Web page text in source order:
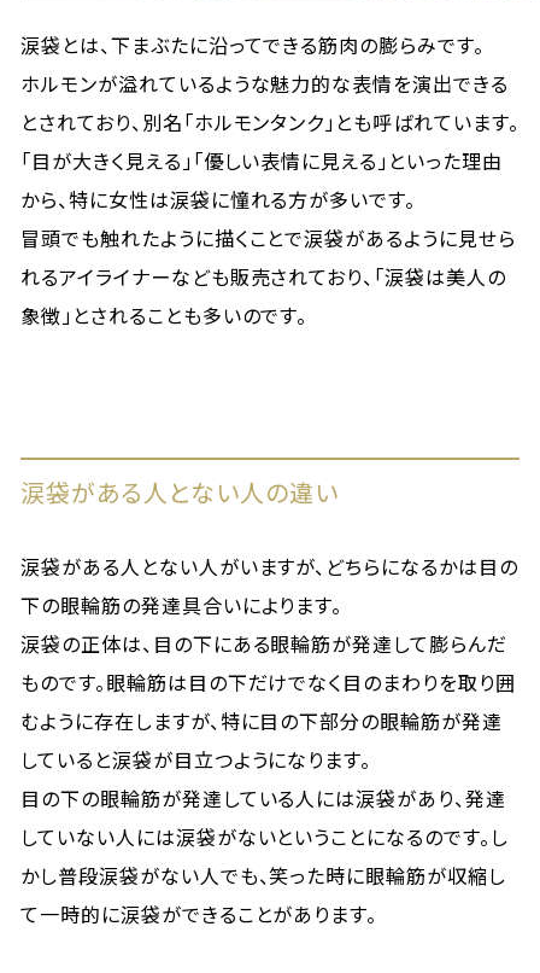
涙袋とは、下まぶたに沿ってできる筋肉の膨らみです。
ホルモンが溢れているような魅力的な表情を演出できる
とされており、別名「ホルモンタンク」とも呼ばれています。
「目が大きく見える」「優しい表情に見える」といった理由
から、特に女性は涙袋に憧れる方が多いです。
冒頭でも触れたように描くことで涙袋があるように見せら
れるアイライナーなども販売されており、「涙袋は美人の
象徴」とされることも多いのです。
涙袋がある人とない人の違い
涙袋がある人とない人がいますが、どちらになるかは目の
下の眼輪筋の発達具合いによります。
涙袋の正体は、目の下にある眼輪筋が発達して膨らんだ
ものです。眼輪筋は目の下だけでなく目のまわりを取り囲
むように存在しますが、特に目の下部分の眼輪筋が発達
していると涙袋が目立つようになります。
目の下の眼輪筋が発達している人には涙袋があり、発達
していない人には涙袋がないということになるのです。し
かし普段涙袋がない人でも、笑った時に眼輪筋が収縮し
て一時的に涙袋ができることがあります。